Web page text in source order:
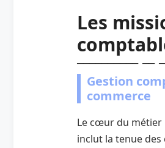
Les
Gestion
commerce
Le cœur du métier
inclut la tenue